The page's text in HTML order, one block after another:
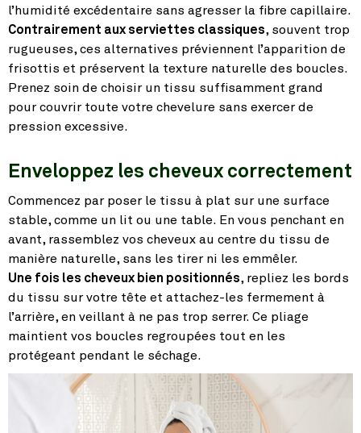
l’humidité excédentaire sans agresser la fibre capillaire.
Contrairement aux serviettes classiques, souvent trop
rugueuses, ces alternatives préviennent l’apparition de
frisottis et préservent la texture naturelle des boucles.
Prenez soin de choisir un tissu suffisamment grand
pour couvrir toute votre chevelure sans exercer de
pression excessive.
Enveloppez les cheveux correctement
Commencez par poser le tissu à plat sur une surface
stable, comme un lit ou une table. En vous penchant en
avant, rassemblez vos cheveux au centre du tissu de
manière naturelle, sans les tirer ni les emmêler.
Une fois les cheveux bien positionnés, repliez les bords
du tissu sur votre tête et attachez-les fermement à
l’arrière, en veillant à ne pas trop serrer. Ce pliage
maintient vos boucles regroupées tout en les
protégeant pendant le séchage.